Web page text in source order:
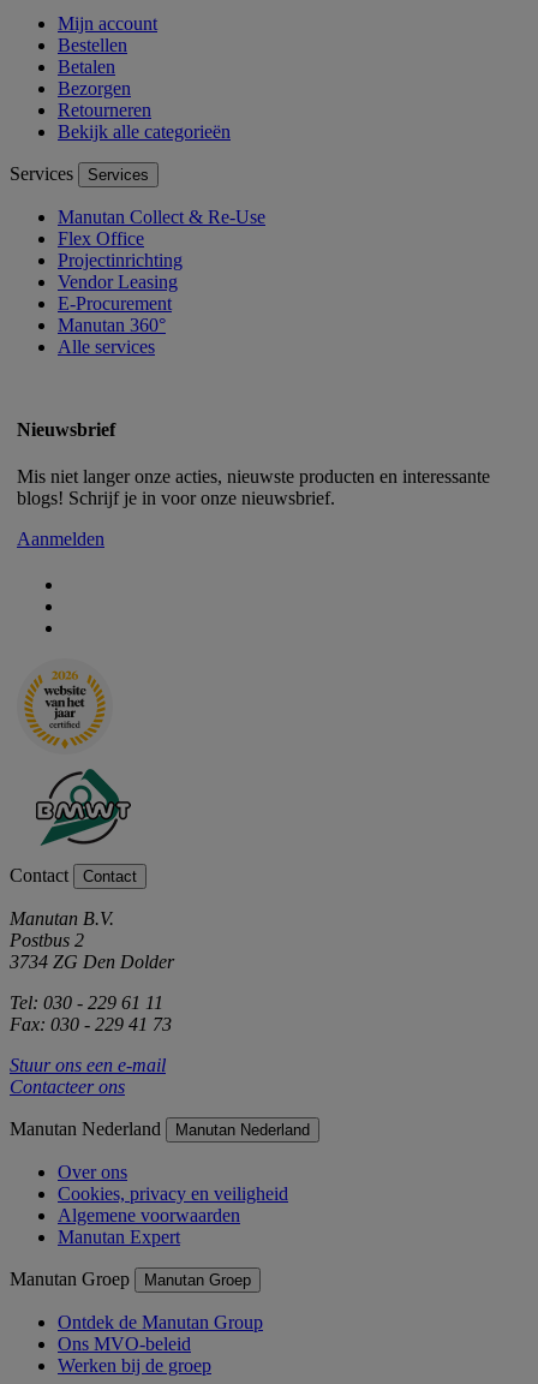
Mijn account
Bestellen
Betalen
Bezorgen
Retourneren
Bekijk alle categorieën
Services Services
Manutan Collect & Re-Use
Flex Office
Projectinrichting
Vendor Leasing
E-Procurement
Manutan 360°
Alle services
Nieuwsbrief
Mis niet langer onze acties, nieuwste producten en interessante
blogs! Schrijf je in voor onze nieuwsbrief.
Aanmelden
Contact Contact
Manutan B.V.
Postbus 2
3734 ZG Den Dolder
Tel: 030 - 229 61 11
Fax: 030 - 229 41 73
Stuur ons een e-mail
Contacteer ons
Manutan Nederland Manutan Nederland
Over ons
Cookies, privacy en veiligheid
Algemene voorwaarden
Manutan Expert
Manutan Groep Manutan Groep
Ontdek de Manutan Group
Ons MVO-beleid
Werken bij de groep